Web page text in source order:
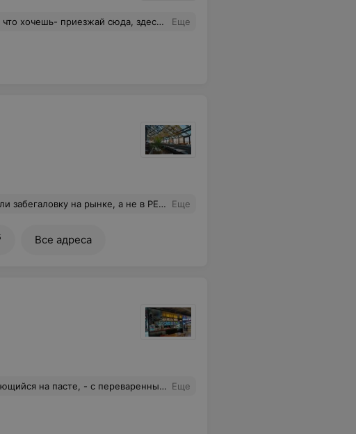
Постоянно какие-то выступления, активити для детей. Все отлично. Единственное, очень редко убирают посуду и вытирают столы, иногда приходится бегать искать этих ребят и просить убрать. Побольше бы таких заведений в нашем городе! Еще
в связи с этим чаевые не оставили ( всегда чаевые оставляем хорошие), хотелось сбежать. Вкусное было только Просекко. Открыть его и налить в чистый бокал, много сил не требует. Зачем работать если Вы не хотите чтобы гости были довольны. Не рекомендую. Еще
Все адреса
попросите нож,то имейте в виду, что он у них один,правда вряд ли он вам понадобится потомучто эту пасту можно есть как кашу ложкой. Еще